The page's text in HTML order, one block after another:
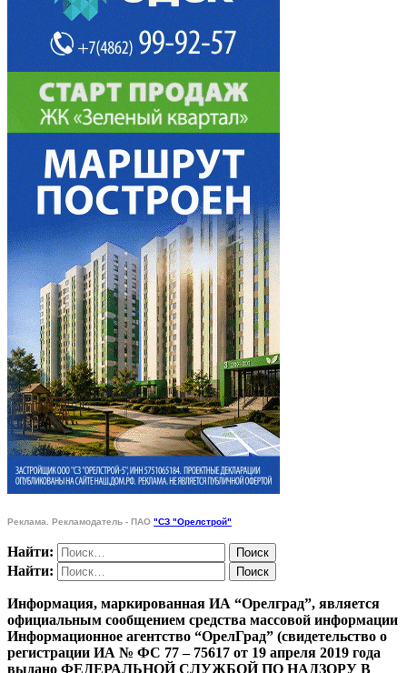
Реклама. Рекламодатель - ПАО "СЗ "Орелстрой"
Найти:
Найти:
Информация, маркированная ИА “Орелград”, является
официальным сообщением средства массовой информации
Информационное агентство “ОрелГрад” (свидетельство о
регистрации ИА № ФС 77 – 75617 от 19 апреля 2019 года
выдано ФЕДЕРАЛЬНОЙ СЛУЖБОЙ ПО НАДЗОРУ В